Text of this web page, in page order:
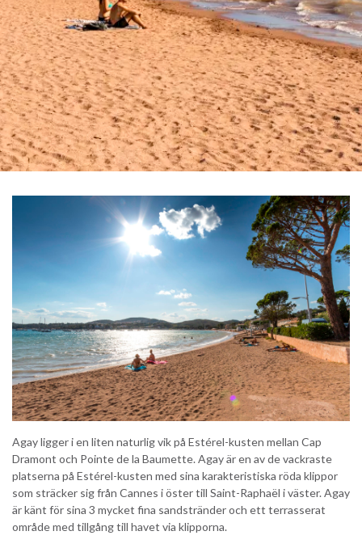
Agay ligger i en liten naturlig vik på Estérel-kusten mellan Cap
Dramont och Pointe de la Baumette. Agay är en av de vackraste
platserna på Estérel-kusten med sina karakteristiska röda klippor
som sträcker sig från Cannes i öster till Saint-Raphaël i väster. Agay
är känt för sina 3 mycket fina sandstränder och ett terrasserat
område med tillgång till havet via klipporna.